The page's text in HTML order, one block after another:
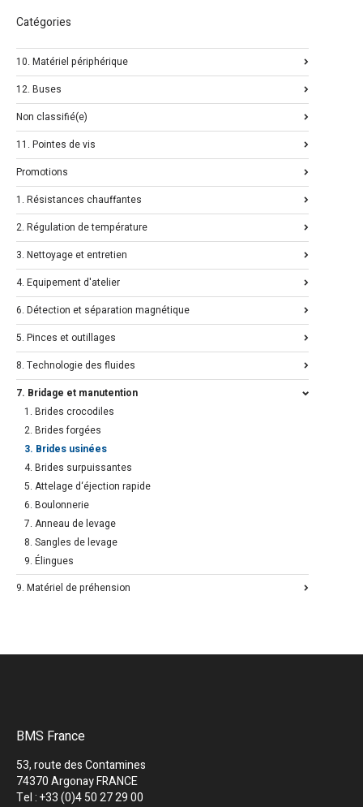
Catégories
10. Matériel périphérique
12. Buses
Non classifié(e)
11. Pointes de vis
Promotions
1. Résistances chauffantes
2. Régulation de température
3. Nettoyage et entretien
4. Equipement d'atelier
6. Détection et séparation magnétique
5. Pinces et outillages
8. Technologie des fluides
7. Bridage et manutention
1. Brides crocodiles
2. Brides forgées
3. Brides usinées
4. Brides surpuissantes
5. Attelage d‘éjection rapide
6. Boulonnerie
7. Anneau de levage
8. Sangles de levage
9. Élingues
9. Matériel de préhension
BMS France
53, route des Contamines
74370 Argonay FRANCE
Tel : +33 (0)4 50 27 29 00